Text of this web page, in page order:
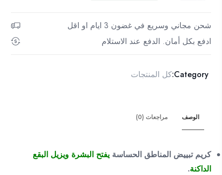
المناطق
الحساسة
طبيعي
شحن مجاني وسريع في غضون 3 ايام او اقل
ادفع بكل أمان. الدفع عند الاستلام
Category: كل المنتجات
الوصف مراجعات (0)
كريم تبييض المناطق الحساسة يفتح البشرة ويزيل البقع
الداكنة.